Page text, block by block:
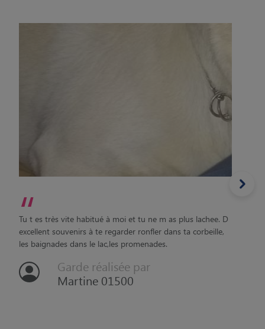
Tu t es très vite habitué à moi et tu ne m as plus lachee. D
Martine 01500